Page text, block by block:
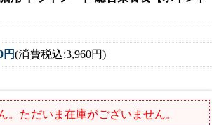
円(消費税込:3,960円)
。ただいま在庫がございません。